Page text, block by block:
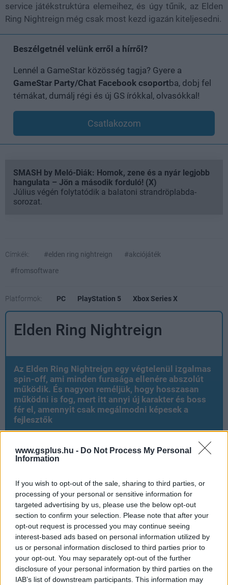
www.gsplus.hu - Do Not Process My Personal
Information
If you wish to opt-out of the sale, sharing to third parties, or
processing of your personal or sensitive information for
targeted advertising by us, please use the below opt-out
section to confirm your selection. Please note that after your
opt-out request is processed you may continue seeing
interest-based ads based on personal information utilized by
us or personal information disclosed to third parties prior to
your opt-out. You may separately opt-out of the further
disclosure of your personal information by third parties on the
IAB’s list of downstream participants. This information may
service játékstruktúra elemeihez, és úgy tűnik, az Elden
Ring Nightreign még csak most kezd igazán kiteljesedni.
Beszélgetnél velünk erről a hírről?
Lennél a GameStar közösség tagja? Gyere a
GameStar Party/Chat Facebook csoportba, dobj fel
témákat, dumálj régi és új GS írókkal, olvasókkal!
Csatlakozom
SMASH by Meló-Diák: Homok, zene és a nyár legjobb
hangulata – Jön a második forduló! (X)
Július végén folytatódik a balatoni strandröplabda-
sorozat.
Címkék: #elden ring nightreign
#akciójáték
#fromsoftware
Platformok: PC PlayStation 5 Xbox Series X
Elden Ring Nightreign
Az Elden Ring Nightreign egy végtelenül izgalmas
spin-off, ami minden furasága ellenére abszolút
működik. És nagyon reméljük, hogy hosszasan
működni is fog, mert itt annyi új karakter és boss
fér el, amennyit csak megálmodni képesek a
fejlesztők
Ami tetszett
sok helyről ismerős, összességében mégis új